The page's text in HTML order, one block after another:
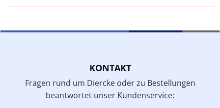
KONTAKT
Fragen rund um Diercke oder zu Bestellungen
beantwortet unser Kundenservice: